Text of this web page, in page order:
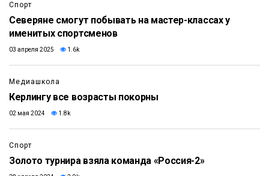
Спорт
Северяне смогут побывать на мастер-классах у
именитых спортсменов
03 апреля 2025 1.6k
Медиашкола
Керлингу все возрасты покорны
02 мая 2024 1.8k
Спорт
Золото турнира взяла команда «Россия-2»